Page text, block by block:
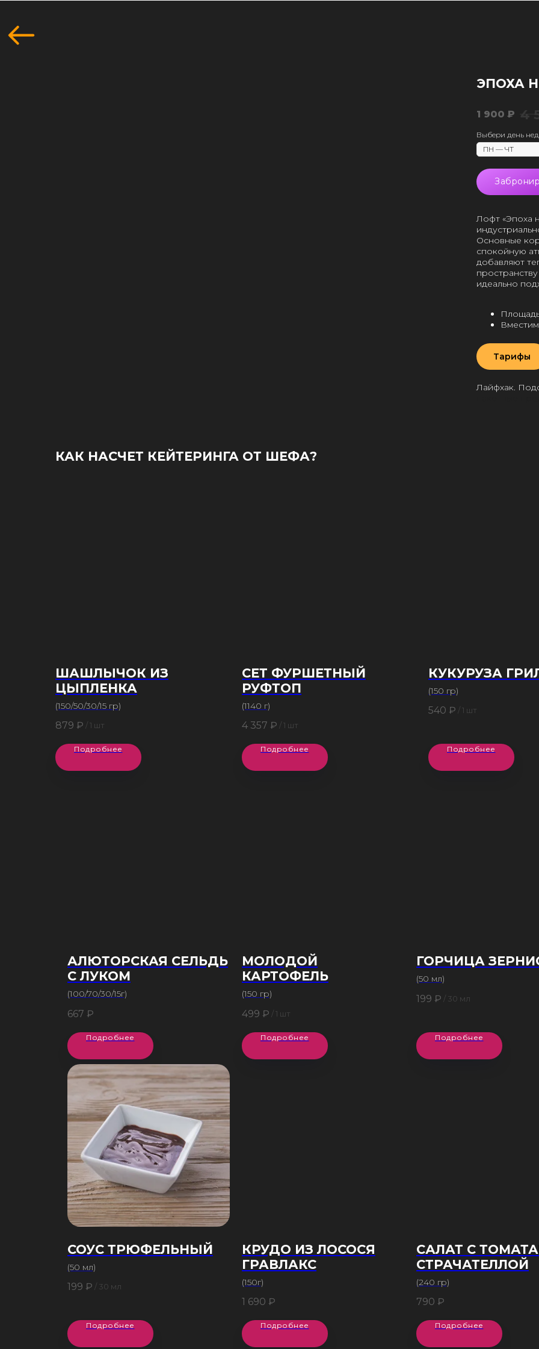
ЭПОХА
1 900 ₽ 4
Выбери день
Лофт «Эпоха
Основные
спокойную
добавляют
идеально
Тарифы
Лайфхак.
КАК НАСЧЕТ КЕЙТЕРИНГА ОТ ШЕФА?
ШАШЛЫЧОК ИЗ
ЦЫПЛЕНКА
(150/50/30/15 гр)
879 ₽ / 1 шт
Подробнее
СЕТ ФУРШЕТНЫЙ
РУФТОП
(1140 г)
4 357 ₽ / 1 шт
Подробнее
КУКУРУЗА
(150 гр)
540 ₽ / 1 шт
Подробнее
АЛЮТОРСКАЯ СЕЛЬДЬ
С ЛУКОМ
(100/70/30/15г)
667 ₽
Подробнее
МОЛОДОЙ
КАРТОФЕЛЬ
(150 гр)
499 ₽ / 1 шт
Подробнее
ГОРЧИЦА
(50 мл)
199 ₽ / 30 мл
Подробнее
СОУС ТРЮФЕЛЬНЫЙ
(50 мл)
199 ₽ / 30 мл
Подробнее
КРУДО ИЗ ЛОСОСЯ
ГРАВЛАКС
(150г)
1 690 ₽
Подробнее
САЛАТ С
СТРАЧАТЕЛЛОЙ
(240 гр)
790 ₽
Подробнее